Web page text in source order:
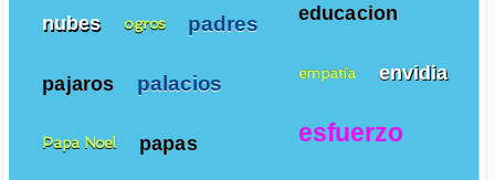
educacion
empatía envidia
esfuerzo
nubes ogros padres
pajaros palacios
Papa Noel papas